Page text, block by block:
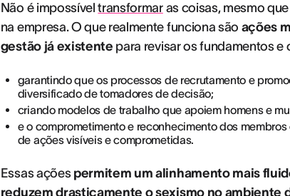
Não é impossíveltransformaras coisas, mesmo
na empresa. O que realmente funciona são ações
gestão já existente para revisar os fundamentos e
garantindo que os processos de recrutamento e
diversificado de tomadores de decisão;
criando modelos de trabalho que apoiem homens e
e o comprometimento e reconhecimento dos
de ações visíveis e comprometidas.
Essas ações permitem um alinhamento mais
reduzem drasticamente o sexismo no ambiente